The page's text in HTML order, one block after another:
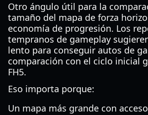
Otro ángulo útil para la
tamaño del mapa de forza
economía de progresión. Los
tempranos de gameplay
lento para conseguir autos de
comparación con el ciclo inicial
FH5.
Eso importa porque:
Un mapa más grande con